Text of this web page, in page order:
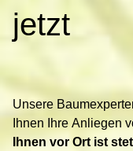
t
e
r
e
jetzt
Unsere
Ihnen Ihre Anliegen
Ihnen vor Ort ist